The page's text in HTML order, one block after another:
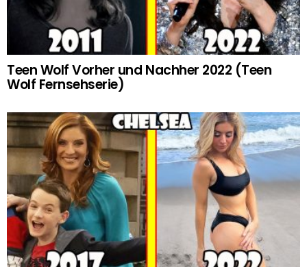
Teen Wolf Vorher und Nachher 2022 (Teen
Wolf Fernsehserie)